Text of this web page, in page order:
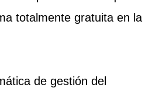
totalmente gratuita en la
de gestión del